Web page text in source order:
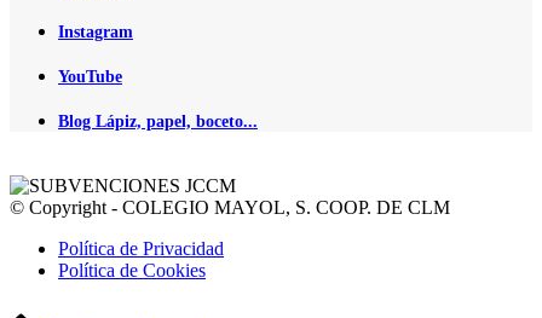
Instagram
YouTube
Blog Lápiz, papel, boceto...
© Copyright - COLEGIO MAYOL, S. COOP. DE CLM
Política de Privacidad
Política de Cookies